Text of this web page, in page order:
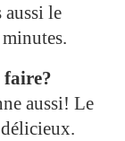
le
faire?
aussi! Le